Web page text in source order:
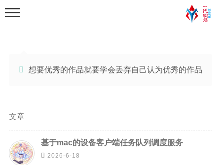
 想要优秀的作品就要学会丢弃自己认为优秀的作品
文章
基于mac的设备客户端任务队列调度服务
 2026-6-18
学习笔记